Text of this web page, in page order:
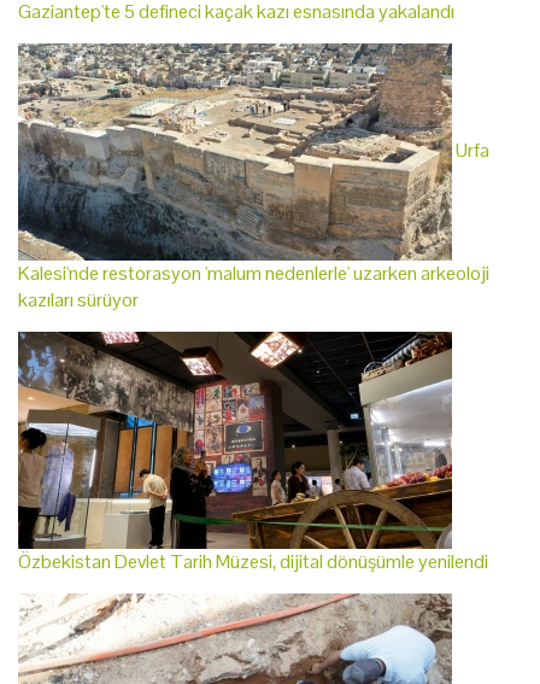
Gaziantep'te 5 defineci kaçak kazı esnasında yakalandı
Urfa
Kalesi'nde restorasyon 'malum nedenlerle' uzarken arkeoloji
kazıları sürüyor
Özbekistan Devlet Tarih Müzesi, dijital dönüşümle yenilendi